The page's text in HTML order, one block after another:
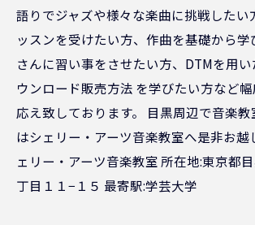
語りでジャズや様々な楽曲に挑戦したい
ッスンを受けたい方、作曲を基礎から
さんに習い事をさせたい方、DTMを用
ウンロード販売方法 を学びたい方など
応え致しております。 目黒周辺で音楽
はシェリー・アーツ音楽教室へ是非お越
ェリー・アーツ音楽教室 所在地:東京都
丁目１１−１５ 最寄駅:学芸大学